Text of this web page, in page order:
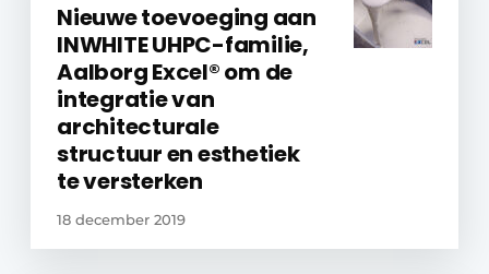
Nieuwe toevoeging aan
INWHITE UHPC-familie,
Aalborg Excel® om de
integratie van
architecturale
structuur en esthetiek
te versterken
18 december 2019